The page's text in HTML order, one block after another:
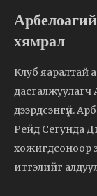
хямрал
Клуб яаралтай
дасгалжуулагч
дээрдсэнгүй.
Рейд Сегунда
хожигдсоноор
итгэлийг